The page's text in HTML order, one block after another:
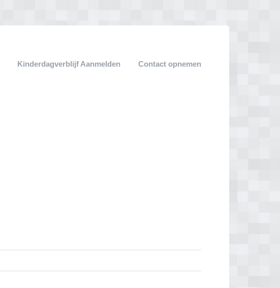
Kinderdagverblijf Aanmelden Contact opnemen